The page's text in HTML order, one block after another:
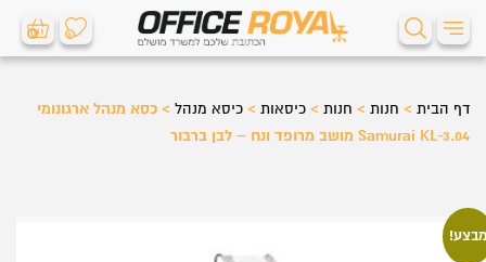
0 0
דף הבית > חנות > חנות > כיסאות > כיסא מנהל > כסא מנהל ארגונומי
Samurai KL-3.04 מושב מרופד ונח – לבן ברבור